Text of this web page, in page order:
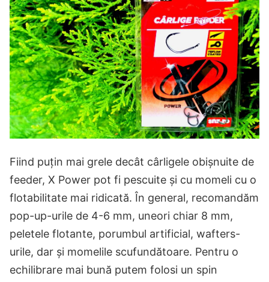
Fiind puțin mai grele decât cârligele obișnuite de
feeder, X Power pot fi pescuite și cu momeli cu o
flotabilitate mai ridicată. În general, recomandăm
pop-up-urile de 4-6 mm, uneori chiar 8 mm,
peletele flotante, porumbul artificial, wafters-
urile, dar și momelile scufundătoare. Pentru o
echilibrare mai bună putem folosi un spin